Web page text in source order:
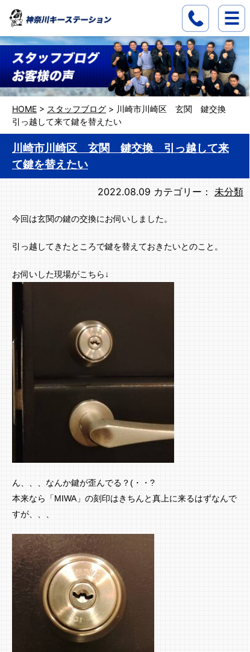
HOME > スタッフブログ > 川崎市川崎区 玄関 鍵交換
引っ越して来て鍵を替えたい
川崎市川崎区 玄関 鍵交換 引っ越して来
て鍵を替えたい
2022.08.09 カテゴリー： 未分類
今回は玄関の鍵の交換にお伺いしました。
引っ越してきたところで鍵を替えておきたいとのこと。
お伺いした現場がこちら↓
ん、、、なんか鍵が歪んでる？(・・?
本来なら「MIWA」の刻印はきちんと真上に来るはずなんで
すが、、、